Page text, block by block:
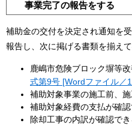
事業完了の報告をする
補助金の交付を決定され通知を
報告し、次に掲げる書類を揃え
鹿嶋市危険ブロック塀等
式第9号 [Wordファイル／
補助対象事業の施工前、
補助対象経費の支払が確
除却工事の内訳が確認で